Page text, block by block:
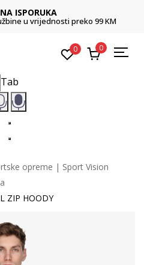
ISPORUKA
u vrijednosti preko 99 KM
0 0
Tab
opreme | Sport Vision
ZIP HOODY